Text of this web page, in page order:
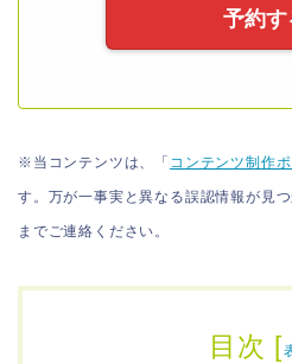
予約す
※当コンテンツは、「 コンテンツ制作
す。万が一事実と異なる誤認情報が見つ
までご連絡ください。
目次 [